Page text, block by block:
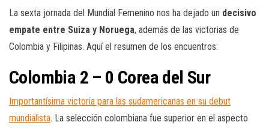
La sexta jornada del Mundial Femenino nos ha dejado un decisivo
empate entre Suiza y Noruega, además de las victorias de
Colombia y Filipinas. Aquí el resumen de los encuentros:
Colombia 2 – 0 Corea del Sur
Importantísima victoria para las sudamericanas en su debut
mundialista. La selección colombiana fue superior en el aspecto